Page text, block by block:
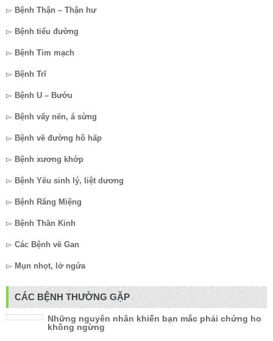
▻ Bệnh Thận – Thận hư
▻ Bệnh tiểu đường
▻ Bệnh Tim mạch
▻ Bệnh Trĩ
▻ Bệnh U – Bướu
▻ Bệnh vẩy nến, á sừng
▻ Bệnh về đường hô hấp
▻ Bệnh xương khớp
▻ Bệnh Yếu sinh lý, liệt dương
▻ Bệnh Răng Miệng
▻ Bệnh Thần Kinh
▻ Các Bệnh về Gan
▻ Mụn nhọt, lở ngứa
CÁC BỆNH THƯỜNG GẶP
Những nguyên nhân khiến bạn mắc phải chứng ho
không ngừng